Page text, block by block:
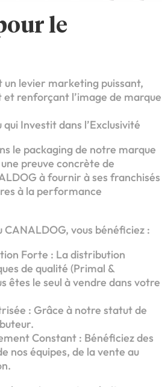
le
un levier marketing puissant,
et renforçant l’image de marque
qui Investit dans l’Exclusivité
le packaging de notre marque
preuve concrète de
à fournir à ses franchisés
à la performance
vous bénéficiez :
Forte : La distribution
de qualité (Primal &
êtes le seul à vendre dans votre
: Grâce à notre statut de
Constant : Bénéficiez des
nos équipes, de la vente au